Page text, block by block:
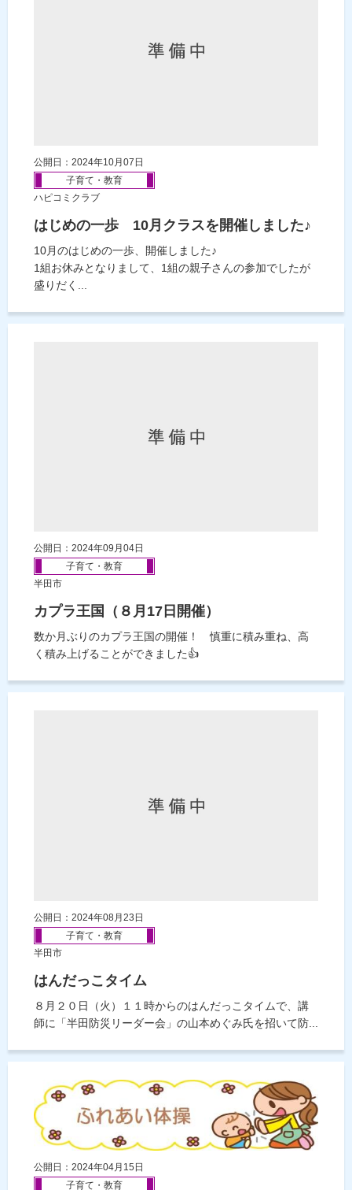
公開日：2024年10月07日
子育て・教育
ハピコミクラブ
はじめの一歩 10月クラスを開催しました♪
10月のはじめの一歩、開催しました♪
1組お休みとなりまして、1組の親子さんの参加でしたが
盛りだく...
公開日：2024年09月04日
子育て・教育
半田市
カプラ王国（８月17日開催）
数か月ぶりのカプラ王国の開催！ 慎重に積み重ね、高
く積み上げることができました👍
公開日：2024年08月23日
子育て・教育
半田市
はんだっこタイム
８月２０日（火）１１時からのはんだっこタイムで、講
師に「半田防災リーダー会」の山本めぐみ氏を招いて防...
公開日：2024年04月15日
子育て・教育